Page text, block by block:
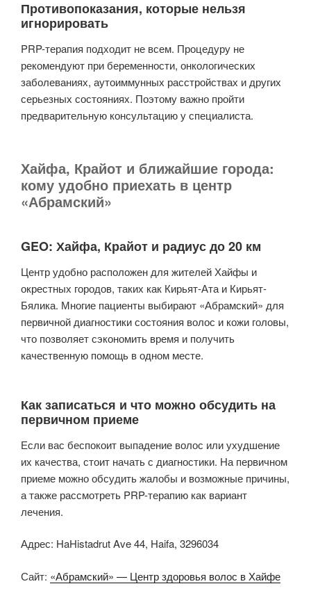
Противопоказания, которые нельзя
игнорировать
PRP-терапия подходит не всем. Процедуру не
рекомендуют при беременности, онкологических
заболеваниях, аутоиммунных расстройствах и других
серьезных состояниях. Поэтому важно пройти
предварительную консультацию у специалиста.
Хайфа, Крайот и ближайшие города:
кому удобно приехать в центр
«Абрамский»
GEO: Хайфа, Крайот и радиус до 20 км
Центр удобно расположен для жителей Хайфы и
окрестных городов, таких как Кирьят-Ата и Кирьят-
Бялика. Многие пациенты выбирают «Абрамский» для
первичной диагностики состояния волос и кожи головы,
что позволяет сэкономить время и получить
качественную помощь в одном месте.
Как записаться и что можно обсудить на
первичном приеме
Если вас беспокоит выпадение волос или ухудшение
их качества, стоит начать с диагностики. На первичном
приеме можно обсудить жалобы и возможные причины,
а также рассмотреть PRP-терапию как вариант
лечения.
Адрес: HaHistadrut Ave 44, Haifa, 3296034
Сайт: «Абрамский» — Центр здоровья волос в Хайфе